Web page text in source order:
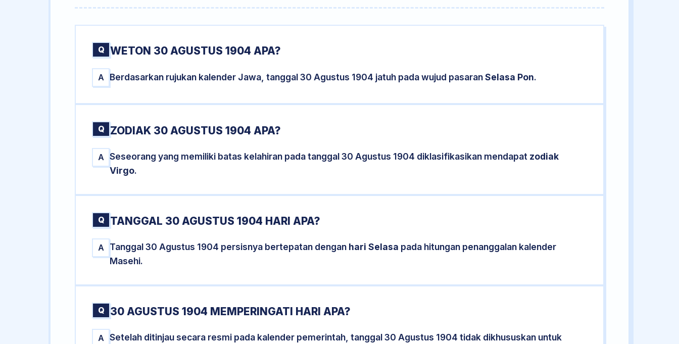
Q WETON 30 AGUSTUS 1904 APA?
A Berdasarkan rujukan kalender Jawa, tanggal 30 Agustus 1904 jatuh pada wujud pasaranSelasa Pon.
Q ZODIAK 30 AGUSTUS 1904 APA?
A Seseorang yang memiliki batas kelahiran pada tanggal 30 Agustus 1904 diklasifikasikan mendapat zodiak
Virgo.
Q TANGGAL 30 AGUSTUS 1904 HARI APA?
A Tanggal 30 Agustus 1904 persisnya bertepatan dengan hari Selasa pada hitungan penanggalan kalender
Masehi.
Q 30 AGUSTUS 1904 MEMPERINGATI HARI APA?
A Setelah ditinjau secara resmi pada kalender pemerintah, tanggal 30 Agustus 1904 tidak dikhususkan untuk